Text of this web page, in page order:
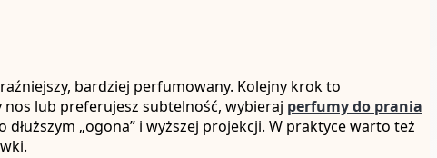
bardziej perfumowany. Kolejny krok to
lub preferujesz subtelność, wybieraj perfumy do prania
„ogona” i wyższej projekcji. W praktyce warto też